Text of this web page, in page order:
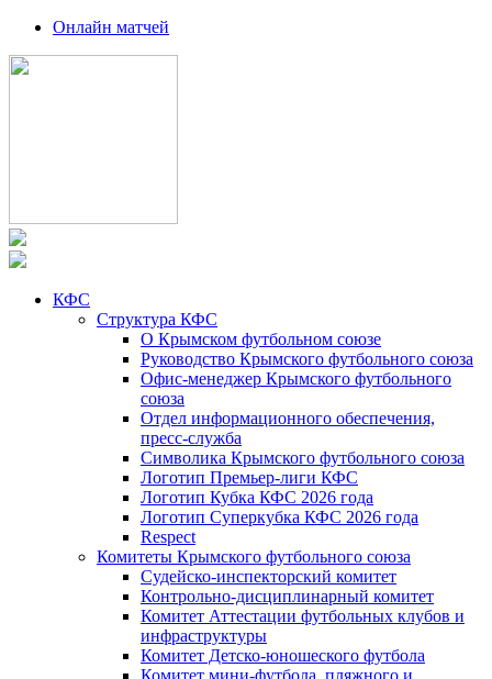
Онлайн матчей
КФС
Структура КФС
О Крымском футбольном союзе
Руководство Крымского футбольного союза
Офис-менеджер Крымского футбольного
союза
Отдел информационного обеспечения,
пресс-служба
Символика Крымского футбольного союза
Логотип Премьер-лиги КФС
Логотип Кубка КФС 2026 года
Логотип Суперкубка КФС 2026 года
Respect
Комитеты Крымского футбольного союза
Судейско-инспекторский комитет
Контрольно-дисциплинарный комитет
Комитет Аттестации футбольных клубов и
инфраструктуры
Комитет Детско-юношеского футбола
Комитет мини-футбола, пляжного и